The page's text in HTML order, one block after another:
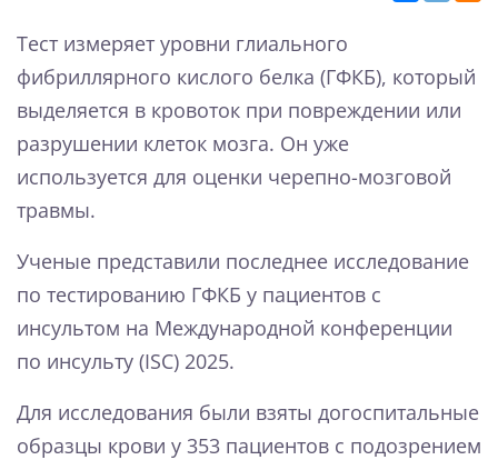
Тест измеряет уровни глиального
фибриллярного кислого белка (ГФКБ), который
выделяется в кровоток при повреждении или
разрушении клеток мозга. Он уже
используется для оценки черепно-мозговой
травмы.
Ученые представили последнее исследование
по тестированию ГФКБ у пациентов с
инсультом на Международной конференции
по инсульту (ISC) 2025.
Для исследования были взяты догоспитальные
образцы крови у 353 пациентов с подозрением